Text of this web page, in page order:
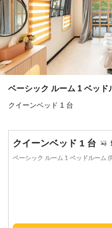
ベーシック ルーム 1 ベッ
クイーンベッド 1 台
ベーシック ルーム 1 ベッドルーム
クイーンベッド 1 台